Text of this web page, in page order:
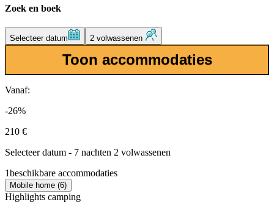
Zoek en boek
Selecteer datum 2 volwassenen
Toon accommodaties
Vanaf:
-26%
210 €
Selecteer datum - 7 nachten 2 volwassenen
1beschikbare accommodaties
Mobile home (6)
Highlights camping